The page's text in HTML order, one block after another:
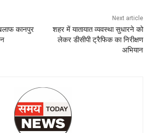
कानपुर
Next article
शहर में यातायात व्यवस्था सुधारने को
लेकर डीसीपी ट्रैफिक का निरीक्षण
अभियान